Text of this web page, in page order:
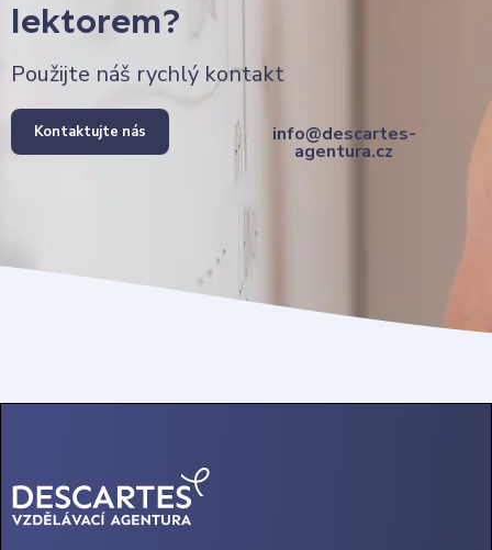
lektorem?
Použijte náš rychlý kontakt
Kontaktujte nás info@descartes-
agentura.cz